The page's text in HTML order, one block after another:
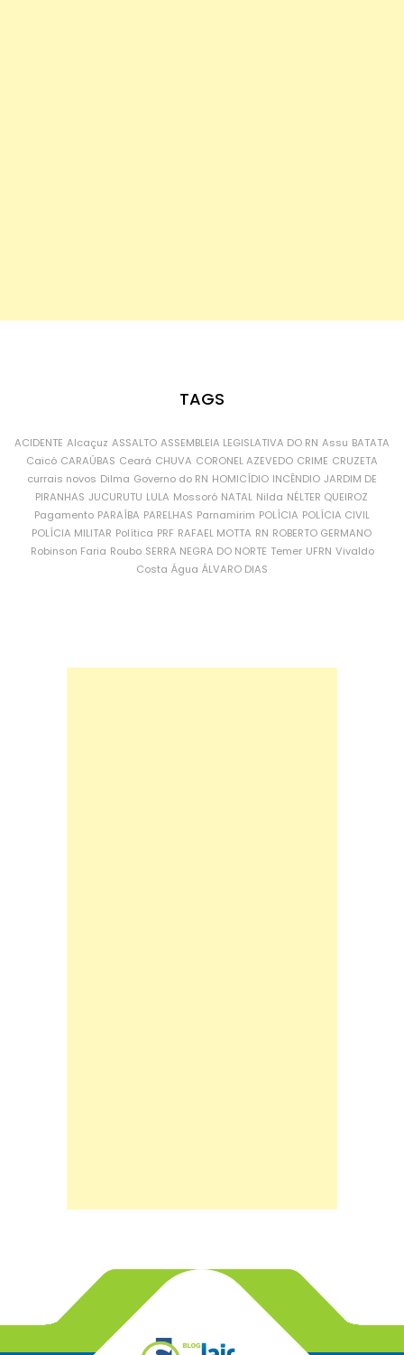
TAGS
ACIDENTE Alcaçuz ASSALTO ASSEMBLEIA LEGISLATIVA DO RN Assu BATATA
Caicó CARAÚBAS Ceará CHUVA CORONEL AZEVEDO CRIME CRUZETA
currais novos Dilma Governo do RN HOMICÍDIO INCÊNDIO JARDIM DE
PIRANHAS JUCURUTU LULA Mossoró NATAL Nilda NÉLTER QUEIROZ
Pagamento PARAÍBA PARELHAS Parnamirim POLÍCIA POLÍCIA CIVIL
POLÍCIA MILITAR Política PRF RAFAEL MOTTA RN ROBERTO GERMANO
Robinson Faria Roubo SERRA NEGRA DO NORTE Temer UFRN Vivaldo
Costa Água ÁLVARO DIAS